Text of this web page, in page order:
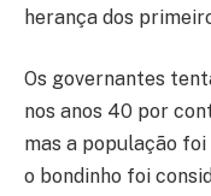
herança dos
Os governantes
nos anos 40 por
mas a população
o bondinho foi